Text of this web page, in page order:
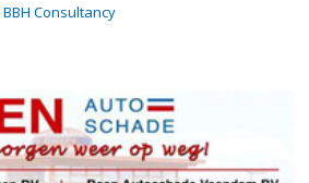
BBH Consultancy